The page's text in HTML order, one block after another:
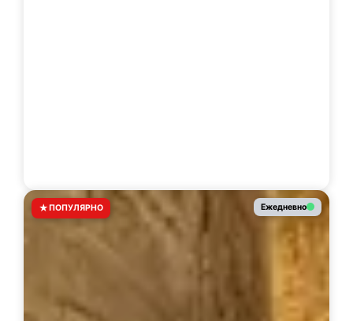
★ПОПУЛЯРНО Ежедневно